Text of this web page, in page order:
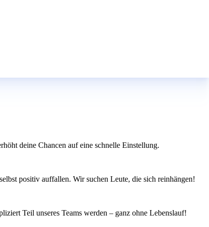
deine Chancen auf eine schnelle Einstellung.
positiv auffallen. Wir suchen Leute, die sich reinhängen!
Teil unseres Teams werden – ganz ohne Lebenslauf!